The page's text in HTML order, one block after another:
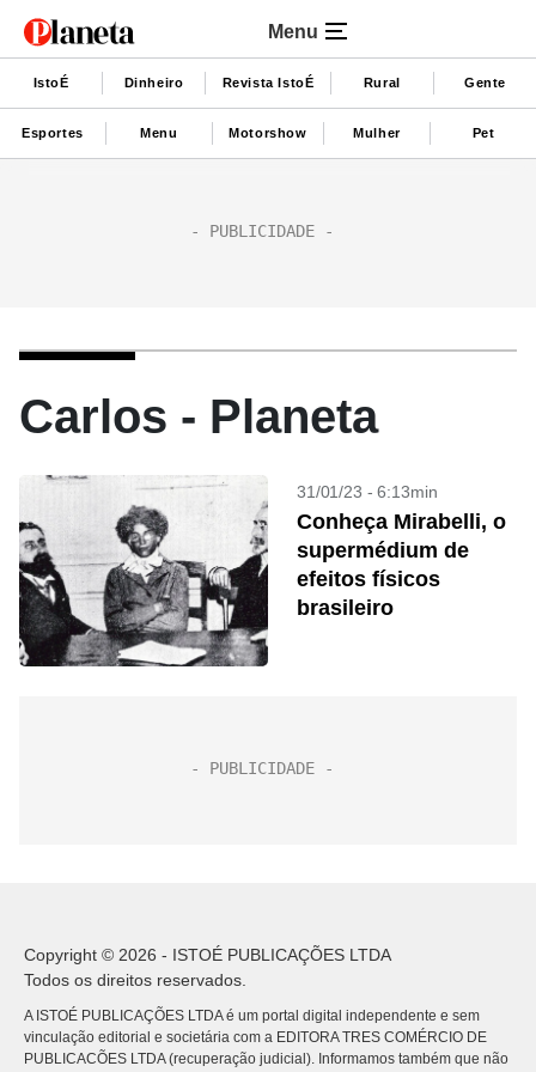
Menu
IstoÉ Dinheiro Revista IstoÉ Rural Gente
Esportes Menu Motorshow Mulher Pet
Carlos - Planeta
31/01/23 - 6:13min
Conheça Mirabelli, o
supermédium de
efeitos físicos
brasileiro
Copyright © 2026 - ISTOÉ PUBLICAÇÕES LTDA
Todos os direitos reservados.
A ISTOÉ PUBLICAÇÕES LTDA é um portal digital independente e sem
vinculação editorial e societária com a EDITORA TRES COMÉRCIO DE
PUBLICACÕES LTDA (recuperação judicial). Informamos também que não